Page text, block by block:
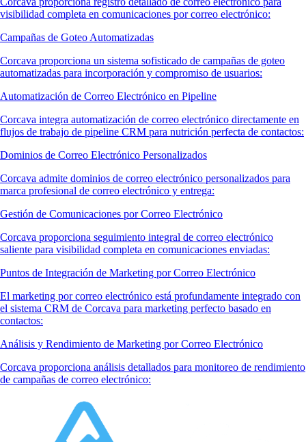
visibilidad completa en comunicaciones por correo electrónico:
Campañas de Goteo Automatizadas
Corcava proporciona un sistema sofisticado de campañas de goteo
automatizadas para incorporación y compromiso de usuarios:
Automatización de Correo Electrónico en Pipeline
Corcava integra automatización de correo electrónico directamente en
flujos de trabajo de pipeline CRM para nutrición perfecta de contactos:
Dominios de Correo Electrónico Personalizados
Corcava admite dominios de correo electrónico personalizados para
marca profesional de correo electrónico y entrega:
Gestión de Comunicaciones por Correo Electrónico
Corcava proporciona seguimiento integral de correo electrónico
saliente para visibilidad completa en comunicaciones enviadas:
Puntos de Integración de Marketing por Correo Electrónico
El marketing por correo electrónico está profundamente integrado con
el sistema CRM de Corcava para marketing perfecto basado en
contactos:
Análisis y Rendimiento de Marketing por Correo Electrónico
Corcava proporciona análisis detallados para monitoreo de rendimiento
de campañas de correo electrónico: